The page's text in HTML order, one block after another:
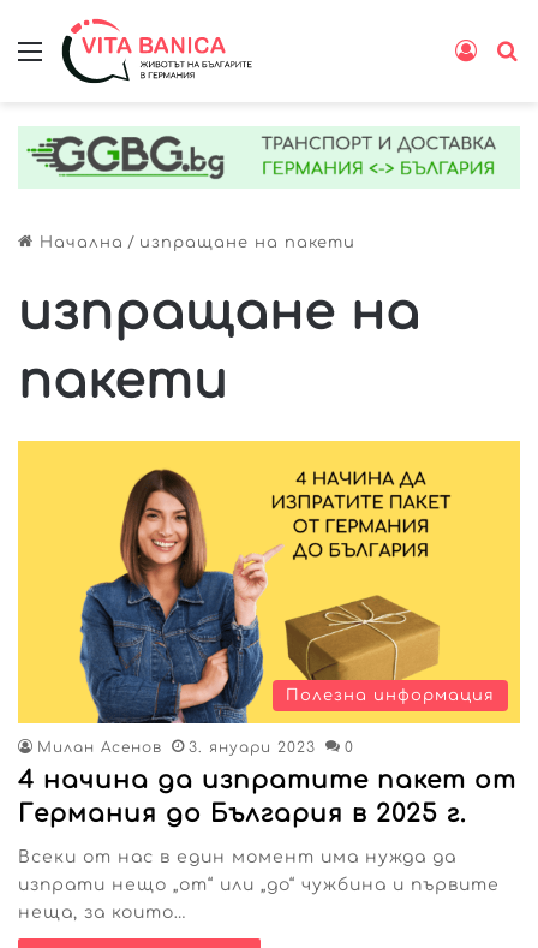
Меню
Начална / изпращане на пакети
изпращане на
пакети
Полезна информация
Милан Асенов 3. януари 2023 0
4 начина да изпратите пакет от
Германия до България в 2025 г.
Всеки от нас в един момент има нужда да
изпрати нещо „от“ или „до“ чужбина и първите
неща, за които…